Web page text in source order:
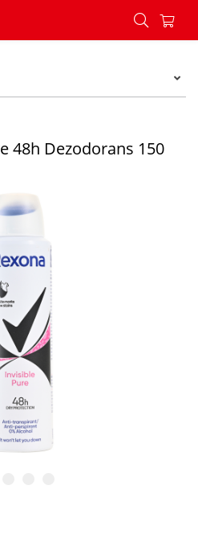
Pure 48h Dezodorans 150 ml -
48h Dezodorans 150